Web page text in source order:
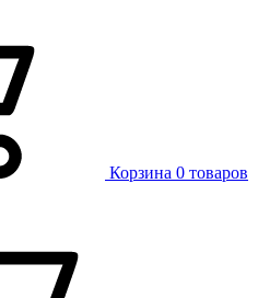
Корзина 0 товаров